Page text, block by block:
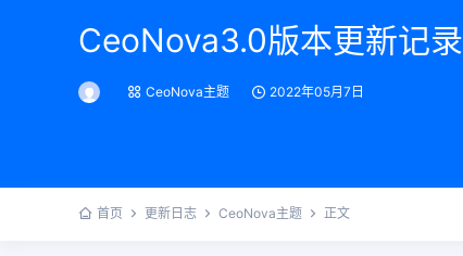
CeoNova3.0版本更新记录
CeoNova主题 2022年05月7日
首页 更新日志 CeoNova主题 正文